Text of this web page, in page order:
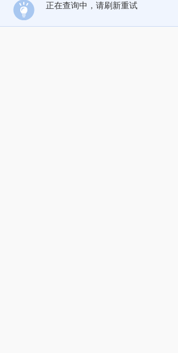
正在查询中，请刷新重试